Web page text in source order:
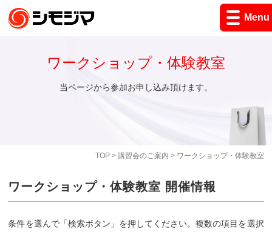
Menu
TOP> 講習会のご案内 > ワークショップ・体験教室
ワークショップ・体験教室
当ページから参加お申し込み頂けます。
ワークショップ・体験教室 開催情報
条件を選んで「検索ボタン」を押してください。複数の項目を選択